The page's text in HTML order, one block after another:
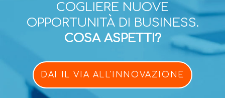
COGLIERE NUOVE
OPPORTUNITÀ DI BUSINESS.
COSA ASPETTI?
DAI IL VIA ALL'INNOVAZIONE